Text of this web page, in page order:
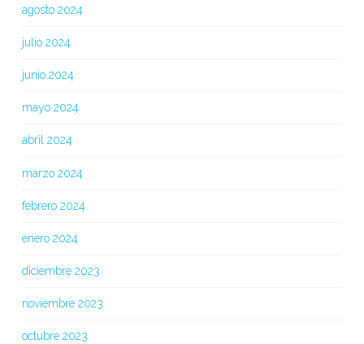
agosto 2024
julio 2024
junio 2024
mayo 2024
abril 2024
marzo 2024
febrero 2024
enero 2024
diciembre 2023
noviembre 2023
octubre 2023